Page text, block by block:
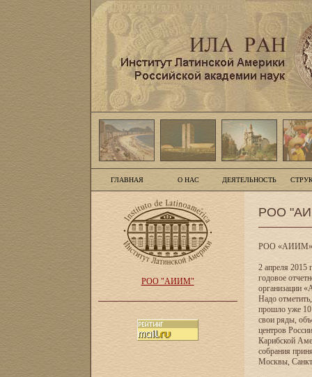
ГЛАВНАЯ О НАС ДЕЯТЕЛЬНОСТЬ
РОО "АИИМ"
РОО
РОО «АИИМ».
2 апреля
годовое
организации
Надо
прошло уже 10
свои ряды,
центров
Карибской
собрания
Москвы,